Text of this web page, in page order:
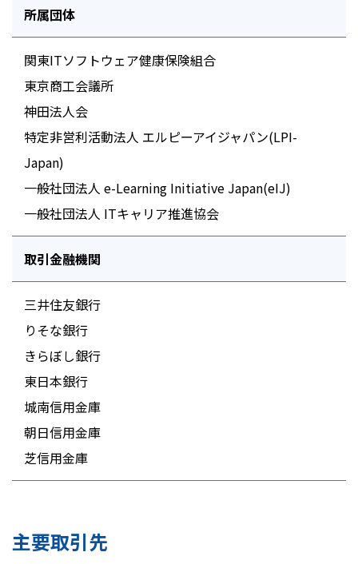
所属団体
関東ITソフトウェア健康保険組合
東京商工会議所
神田法人会
特定非営利活動法人 エルピーアイジャパン(LPI-
Japan)
一般社団法人 e-Learning Initiative Japan(eIJ)
一般社団法人 ITキャリア推進協会
取引金融機関
三井住友銀行
りそな銀行
きらぼし銀行
東日本銀行
城南信用金庫
朝日信用金庫
芝信用金庫
主要取引先